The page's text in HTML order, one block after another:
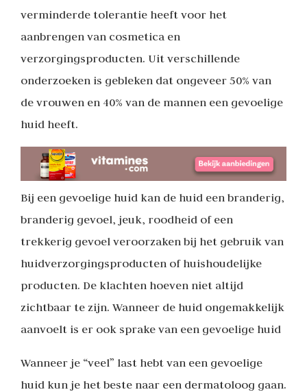
verminderde tolerantie heeft voor het
aanbrengen van cosmetica en
verzorgingsproducten. Uit verschillende
onderzoeken is gebleken dat ongeveer 50% van
de vrouwen en 40% van de mannen een gevoelige
huid heeft.
Bij een gevoelige huid kan de huid een branderig,
branderig gevoel, jeuk, roodheid of een
trekkerig gevoel veroorzaken bij het gebruik van
huidverzorgingsproducten of huishoudelijke
producten. De klachten hoeven niet altijd
zichtbaar te zijn. Wanneer de huid ongemakkelijk
aanvoelt is er ook sprake van een gevoelige huid
Wanneer je “veel” last hebt van een gevoelige
huid kun je het beste naar een dermatoloog gaan.